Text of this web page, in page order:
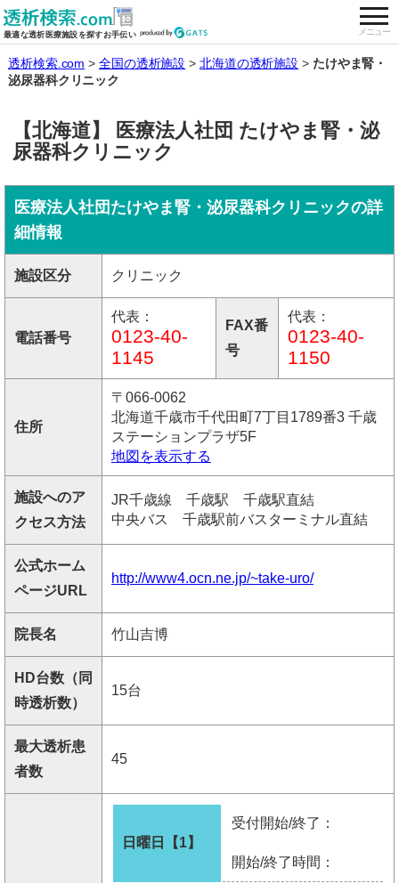
最適な透析医療施設を探すお手伝い メニュー
全国の透析施設を検索する
透析検索.com 全国の透析施設 北海道の透析施設
たけやま腎・
泌尿器科クリニック
【北海道】 医療法人社団 たけやま腎・泌
尿器科クリニック
医療法人社団たけやま腎・泌尿器科クリニックの詳
細情報
施設区分 クリニック
電話番号
代表：
0123-40-
1145
FAX番
号
代表：
0123-40-
1150
住所
〒066-0062
北海道千歳市千代田町7丁目1789番3 千歳
ステーションプラザ5F
地図を表示する
施設へのア
クセス方法
JR千歳線 千歳駅 千歳駅直結
中央バス 千歳駅前バスターミナル直結
公式ホーム
ページURL
http://www4.ocn.ne.jp/~take-uro/
院長名 竹山吉博
HD台数（同
時透析数）
15台
最大透析患
者数
45
日曜日【1】
受付開始/終了：
開始/終了時間：